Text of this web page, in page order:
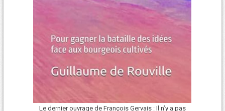
Le dernier ouvrage de François Gervais : Il n’y a pas